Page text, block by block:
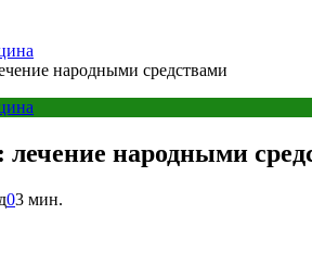
народными средствами
лечение народными
03 мин.